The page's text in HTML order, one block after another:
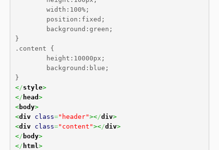
}
.content {
</style>
</ head >
<body>
<div class="header"></div>
<div class="content"></div>
</ body>
</ html >